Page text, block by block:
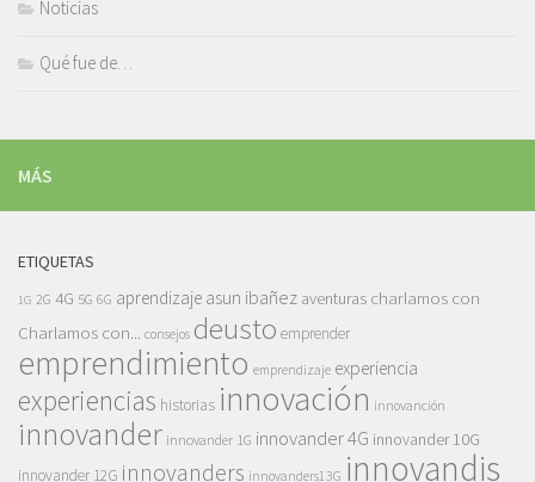
Noticias
Qué fue de…
MÁS
ETIQUETAS
1G 2G 4G 5G 6G aprendizaje asun ibañez aventuras charlamos con
Charlamos con...
consejos deusto emprender
emprendimiento emprendizaje experiencia
experiencias historias innovación innovanción
innovander innovander 1G innovander 4G innovander 10G
innovander 12G innovanders innovanders13G innovandis